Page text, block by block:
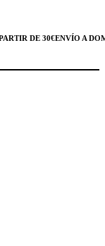
DE 30€ ENVÍO A